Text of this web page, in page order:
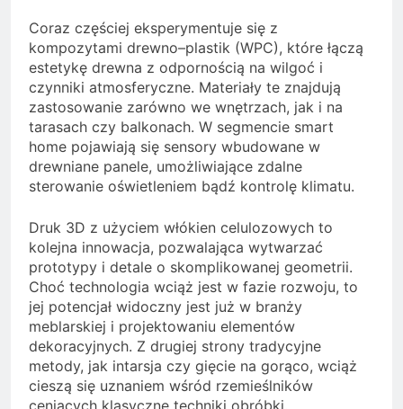
Coraz częściej eksperymentuje się z
kompozytami drewno–plastik (WPC), które łączą
estetykę drewna z odpornością na wilgoć i
czynniki atmosferyczne. Materiały te znajdują
zastosowanie zarówno we wnętrzach, jak i na
tarasach czy balkonach. W segmencie smart
home pojawiają się sensory wbudowane w
drewniane panele, umożliwiające zdalne
sterowanie oświetleniem bądź kontrolę klimatu.
Druk 3D z użyciem włókien celulozowych to
kolejna innowacja, pozwalająca wytwarzać
prototypy i detale o skomplikowanej geometrii.
Choć technologia wciąż jest w fazie rozwoju, to
jej potencjał widoczny jest już w branży
meblarskiej i projektowaniu elementów
dekoracyjnych. Z drugiej strony tradycyjne
metody, jak intarsja czy gięcie na gorąco, wciąż
cieszą się uznaniem wśród rzemieślników
ceniących klasyczne techniki obróbki.